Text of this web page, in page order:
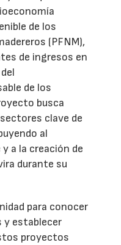
de los
(PFNM),
de ingresos en
de los
busca
clave de
al
a la creación de
durante su
para conocer
y establecer
proyectos